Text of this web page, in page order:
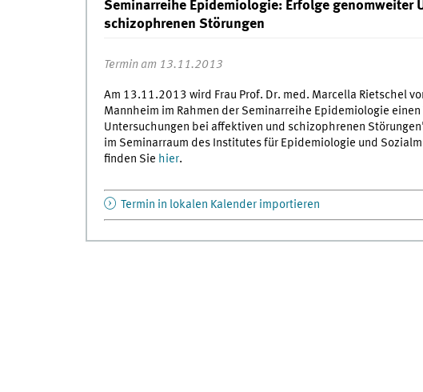
Seminarreihe Epidemiologie: Erfolge genomweiter
schizophrenen Störungen
Termin am 13.11.2013
Am 13.11.2013 wird Frau Prof. Dr. med. Marcella Rietschel
Mannheim im Rahmen der Seminarreihe Epidemiologie
Untersuchungen bei affektiven und schizophrenen
im Seminarraum des Institutes für Epidemiologie und
finden Sie hier.
Termin in lokalen Kalender importieren